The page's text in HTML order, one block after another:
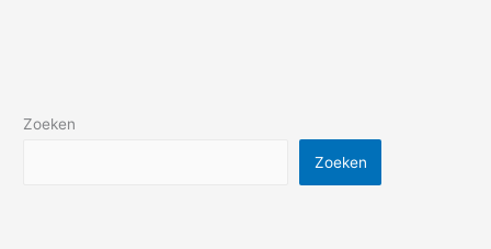
Zoeken
Zoeken